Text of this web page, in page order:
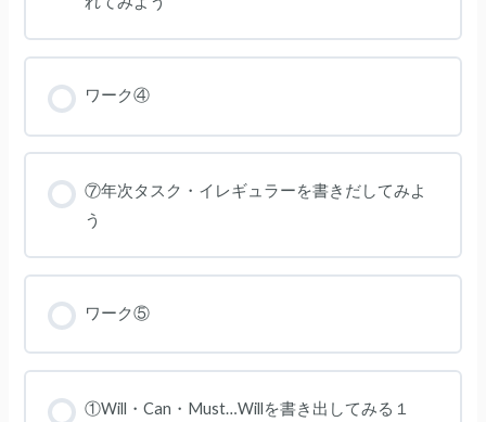
ワーク④
⑦年次タスク・イレギュラーを書きだしてみよ
う
ワーク⑤
①Will・Can・Must…Willを書き出してみる１